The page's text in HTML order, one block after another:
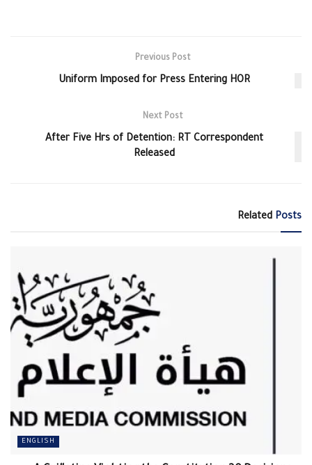
Previous Post
Uniform Imposed for Press Entering HOR
Next Post
After Five Hrs of Detention: RT Correspondent
Released
Related Posts
ENGLISH